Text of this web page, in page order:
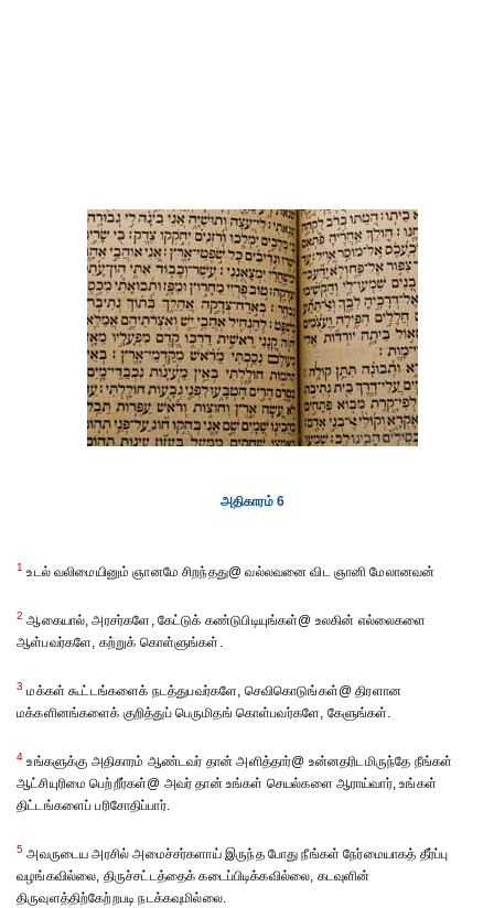
அதிகாரம் 6
1 உடல் வலிமையினும் ஞானமே சிறந்தது@ வல்லவனை விட ஞானி மேலானவன்
2 ஆகையால், அரசர்களே, கேட்டுக் கண்டுபிடியுங்கள்@ உலகின் எல்லைகளை
ஆள்பவர்களே, கற்றுக் கொள்ளுங்கள்.
3 மக்கள் கூட்டங்களைக் நடத்துபவர்களே, செவிகொடுங்கள்@ திரளான
மக்களினங்களைக் குறித்துப் பெருமிதங் கொள்பவர்களே, கேளுங்கள்.
4 உங்களுக்கு அதிகாரம் ஆண்டவர் தான் அளித்தார்@ உன்னதரிடமிருந்தே நீங்கள்
ஆட்சியுரிமை பெற்றீர்கள்@ அவர் தான் உங்கள் செயல்களை ஆராய்வார், உங்கள்
திட்டங்களைப் பரிசோதிப்பார்.
5 அவருடைய அரசில் அமைச்சர்களாய் இருந்த போது நீங்கள் நேர்மையாகத் தீர்ப்பு
வழங்கவில்லை, திருச்சட்டத்தைக் கடைப்பிடிக்கவில்லை, கடவுளின்
திருவுளத்திற்கேற்றபடி நடக்கவுமில்லை.